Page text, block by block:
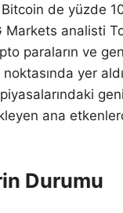
de yüzde
Markets analisti
paraların ve
yer
ana
Durumu